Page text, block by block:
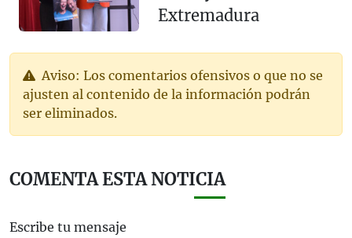
Extremadura
Aviso: Los comentarios ofensivos o que no se
ajusten al contenido de la información podrán
ser eliminados.
COMENTA ESTA NOTICIA
Escribe tu mensaje